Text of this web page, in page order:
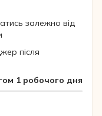
залежно від
після
1 робочого дня